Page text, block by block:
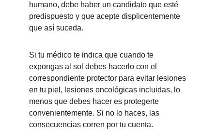
humano, debe haber un candidato que esté
predispuesto y que acepte displicentemente
que así suceda.
Si tu médico te indica que cuando te
expongas al sol debes hacerlo con el
correspondiente protector para evitar lesiones
en tu piel, lesiones oncológicas incluidas, lo
menos que debes hacer es protegerte
convenientemente. Si no lo haces, las
consecuencias corren por tu cuenta.